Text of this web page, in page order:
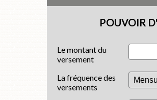
POUVOIR
Le montant du
versement
La fréquence des
versements